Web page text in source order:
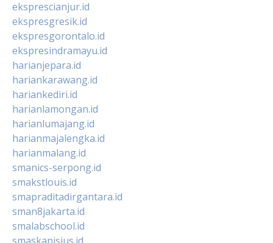
eksprescianjur.id
ekspresgresik.id
ekspresgorontalo.id
ekspresindramayu.id
harianjepara.id
hariankarawang.id
hariankediri.id
harianlamongan.id
harianlumajang.id
harianmajalengka.id
harianmalang.id
smanics-serpong.id
smakstlouis.id
smapraditadirgantara.id
sman8jakarta.id
smalabschool.id
smaskanisius.id